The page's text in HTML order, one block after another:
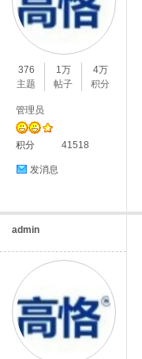
376
主题
1万
帖子
4万
积分
管理员
积分 41518
发消息
admin